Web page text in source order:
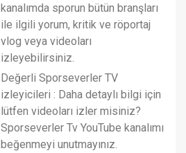
kanalımda sporun bütün branşları
ile ilgili yorum, kritik ve röportaj
vlog veya videoları
izleyebilirsiniz.
Değerli Sporseverler TV
izleyicileri : Daha detaylı bilgi için
lütfen videoları izler misiniz?
Sporseverler Tv YouTube kanalımı
beğenmeyi unutmayınız.